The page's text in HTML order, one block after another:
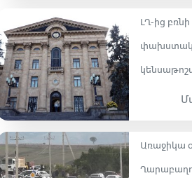
ԼՂ-ից
Առաջիկա